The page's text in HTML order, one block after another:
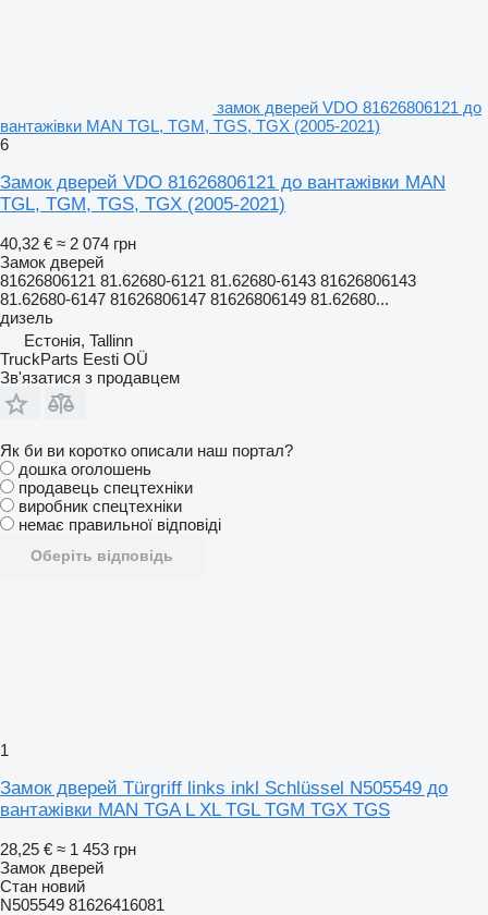
замок дверей VDO 81626806121 до
вантажівки MAN TGL, TGM, TGS, TGX (2005-2021)
6
Замок дверей VDO 81626806121 до вантажівки MAN
TGL, TGM, TGS, TGX (2005-2021)
40,32 € ≈ 2 074 грн
Замок дверей
81626806121 81.62680-6121 81.62680-6143 81626806143
81.62680-6147 81626806147 81626806149 81.62680...
дизель
Естонія, Tallinn
TruckParts Eesti OÜ
Зв'язатися з продавцем
Як би ви коротко описали наш портал?
дошка оголошень
продавець спецтехніки
виробник спецтехніки
немає правильної відповіді
Оберіть відповідь
1
Замок дверей Türgriff links inkl Schlüssel N505549 до
вантажівки MAN TGA L XL TGL TGM TGX TGS
28,25 € ≈ 1 453 грн
Замок дверей
Стан новий
N505549 81626416081